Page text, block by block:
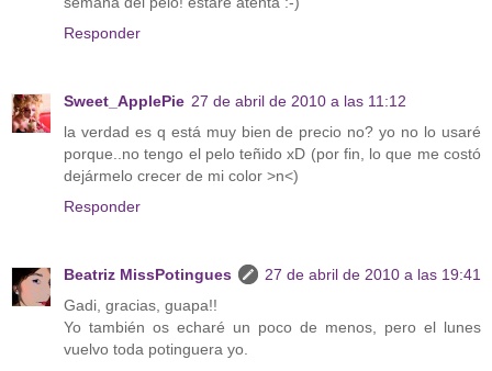
Responder
Sweet_ApplePie 27 de abril de 2010 a las 11:12
la verdad es q está muy bien de precio no? yo no lo usaré
porque..no tengo el pelo teñido xD (por fin, lo que me costó
dejármelo crecer de mi color >n<)
Responder
Beatriz MissPotingues
27 de abril de 2010 a las 19:41
Gadi, gracias, guapa!!
Yo también os echaré un poco de menos, pero el lunes
vuelvo toda potinguera yo.